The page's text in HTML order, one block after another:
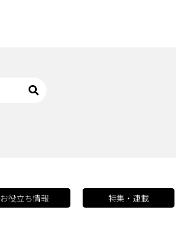
お役立ち情報 特集・連載